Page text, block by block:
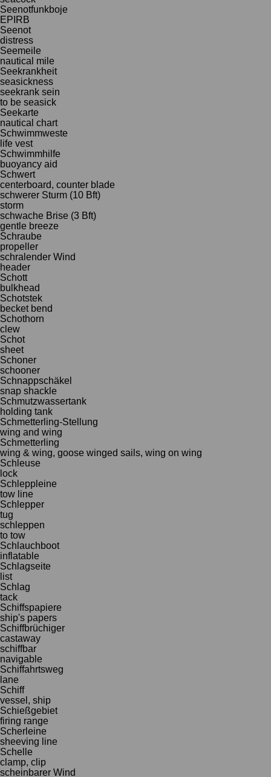
Seenotfunkboje
EPIRB
Seenot
distress
Seemeile
nautical mile
Seekrankheit
seasickness
seekrank sein
to be seasick
Seekarte
nautical chart
Schwimmweste
life vest
Schwimmhilfe
buoyancy aid
Schwert
centerboard, counter blade
schwerer Sturm (10 Bft)
storm
schwache Brise (3 Bft)
gentle breeze
Schraube
propeller
schralender Wind
header
Schott
bulkhead
Schotstek
becket bend
Schothorn
clew
Schot
sheet
Schoner
schooner
Schnappschäkel
snap shackle
Schmutzwassertank
holding tank
Schmetterling-Stellung
wing and wing
Schmetterling
wing & wing, goose winged sails, wing on wing
Schleuse
lock
Schleppleine
tow line
Schlepper
tug
schleppen
to tow
Schlauchboot
inflatable
Schlagseite
list
Schlag
tack
Schiffspapiere
ship's papers
Schiffbrüchiger
castaway
schiffbar
navigable
Schiffahrtsweg
lane
Schiff
vessel, ship
Schießgebiet
firing range
Scherleine
sheeving line
Schelle
clamp, clip
scheinbarer Wind